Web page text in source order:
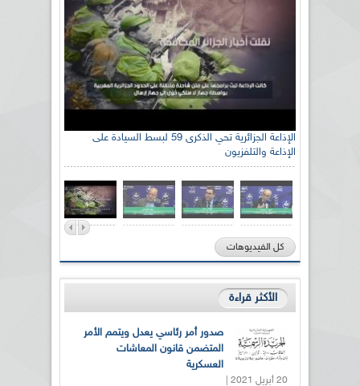
الإذاعة الجزائرية تحي الذكرى 59 لبسط السيادة على
الإذاعة والتلفزيون
كل الفيديوهات
الأكثر قراءة
صدور أمر رئاسي يعدل ويتمم الأمر
المتضمن قانون المعاشات
العسكرية
20 أبريل 2021 |